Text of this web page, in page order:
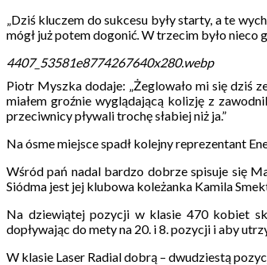
„Dziś kluczem do sukcesu były starty, a te
mógł już potem dogonić. W trzecim było nieco
4407_53581e8774267640x280.webp
Piotr Myszka dodaje: „Żeglowało mi się dziś
miałem groźnie wyglądającą kolizję z
przeciwnicy pływali trochę słabiej niż ja.”
Na ósme miejsce spadł kolejny reprezentant
Wśród pań nadal bardzo dobrze spisuje się
Siódma jest jej klubowa koleżanka Kamila
Na dziewiątej pozycji w klasie 470 kobiet
dopływając do mety na 20. i 8. pozycji i aby
W klasie Laser Radial dobrą – dwudziestą